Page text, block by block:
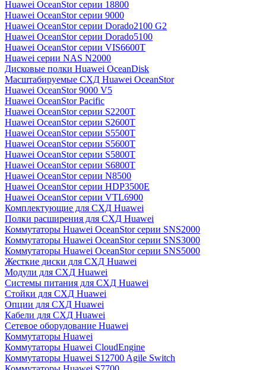
Huawei OceanStor серии 18800
Huawei OceanStor серии 9000
Huawei OceanStor серии Dorado2100 G2
Huawei OceanStor серии Dorado5100
Huawei OceanStor серии VIS6600T
Huawei серии NAS N2000
Дисковые полки Huawei OceanDisk
Масштабируемые СХД Huawei OceanStor
Huawei OceanStor 9000 V5
Huawei OceanStor Pacific
Huawei OceanStor серии S2200T
Huawei OceanStor серии S2600T
Huawei OceanStor серии S5500T
Huawei OceanStor серии S5600T
Huawei OceanStor серии S5800T
Huawei OceanStor серии S6800T
Huawei OceanStor серии N8500
Huawei OceanStor серии HDP3500E
Huawei OceanStor серии VTL6900
Комплектующие для СХД Huawei
Полки расширения для СХД Huawei
Коммутаторы Huawei OceanStor серии SNS2000
Коммутаторы Huawei OceanStor серии SNS3000
Коммутаторы Huawei OceanStor серии SNS5000
Жесткие диски для СХД Huawei
Модули для СХД Huawei
Системы питания для СХД Huawei
Стойки для СХД Huawei
Опции для СХД Huawei
Кабели для СХД Huawei
Сетевое оборудование Huawei
Коммутаторы Huawei
Коммутаторы Huawei CloudEngine
Коммутаторы Huawei S12700 Agile Switch